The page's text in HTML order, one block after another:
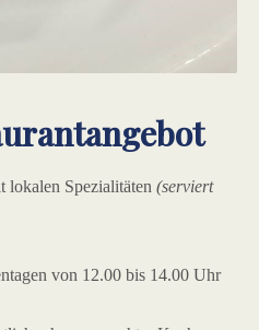
lokalen Spezialitäten (serviert
von 12.00 bis 14.00 Uhr